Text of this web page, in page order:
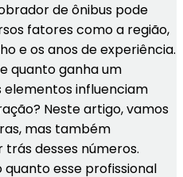
de ônibus pode
fatores como a região,
e os anos de experiência.
quanto ganha um
elementos influenciam
Neste artigo, vamos
mas também
desses números.
esse profissional